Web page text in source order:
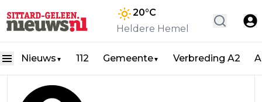
20°C
Heldere Hemel
Nieuws ▼ 112 Gemeente▼ Verbreding A2